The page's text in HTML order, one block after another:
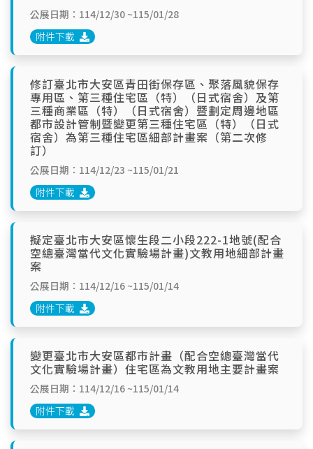
公展日期：114/12/30 ~115/01/28
附件下載
修訂臺北市大安區青田街保存區、聚落風貌保存
專用區、第三種住宅區（特）（日式宿舍）及第
三種商業區（特）（日式宿舍）暨劃定周邊地區
都市設計管制暨變更第三種住宅區（特）（日式
宿舍）為第三種住宅區細部計畫案（第二次修
訂）
公展日期：114/12/23 ~115/01/21
附件下載
擬定臺北市大安區懷生段二小段222-1地號(配合
空總臺灣當代文化實驗場計畫)文教用地細部計畫
案
公展日期：114/12/16 ~115/01/14
附件下載
變更臺北市大安區都市計畫（配合空總臺灣當代
文化實驗場計畫）住宅區為文教用地主要計畫案
公展日期：114/12/16 ~115/01/14
附件下載